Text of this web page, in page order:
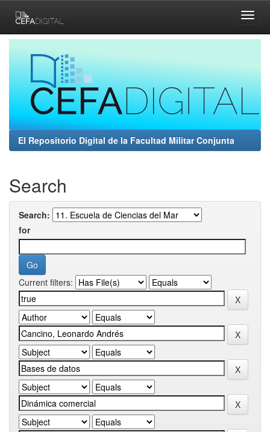
navigation
El Repositorio Digital de la Facultad Militar Conjunta
Search
Search:
for
Current filters: